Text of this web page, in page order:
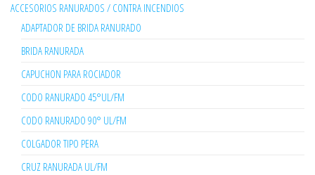
ACCESORIOS RANURADOS / CONTRA INCENDIOS
ADAPTADOR DE BRIDA RANURADO
BRIDA RANURADA
CAPUCHON PARA ROCIADOR
CODO RANURADO 45°UL/FM
CODO RANURADO 90° UL/FM
COLGADOR TIPO PERA
CRUZ RANURADA UL/FM